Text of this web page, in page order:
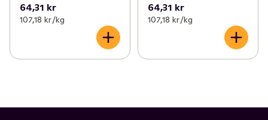
64,31 kr
107,18 kr /kg
64,31 kr
107,18 kr /kg